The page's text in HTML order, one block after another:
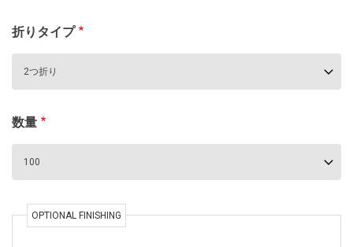
折りタイプ
数量
OPTIONAL FINISHING